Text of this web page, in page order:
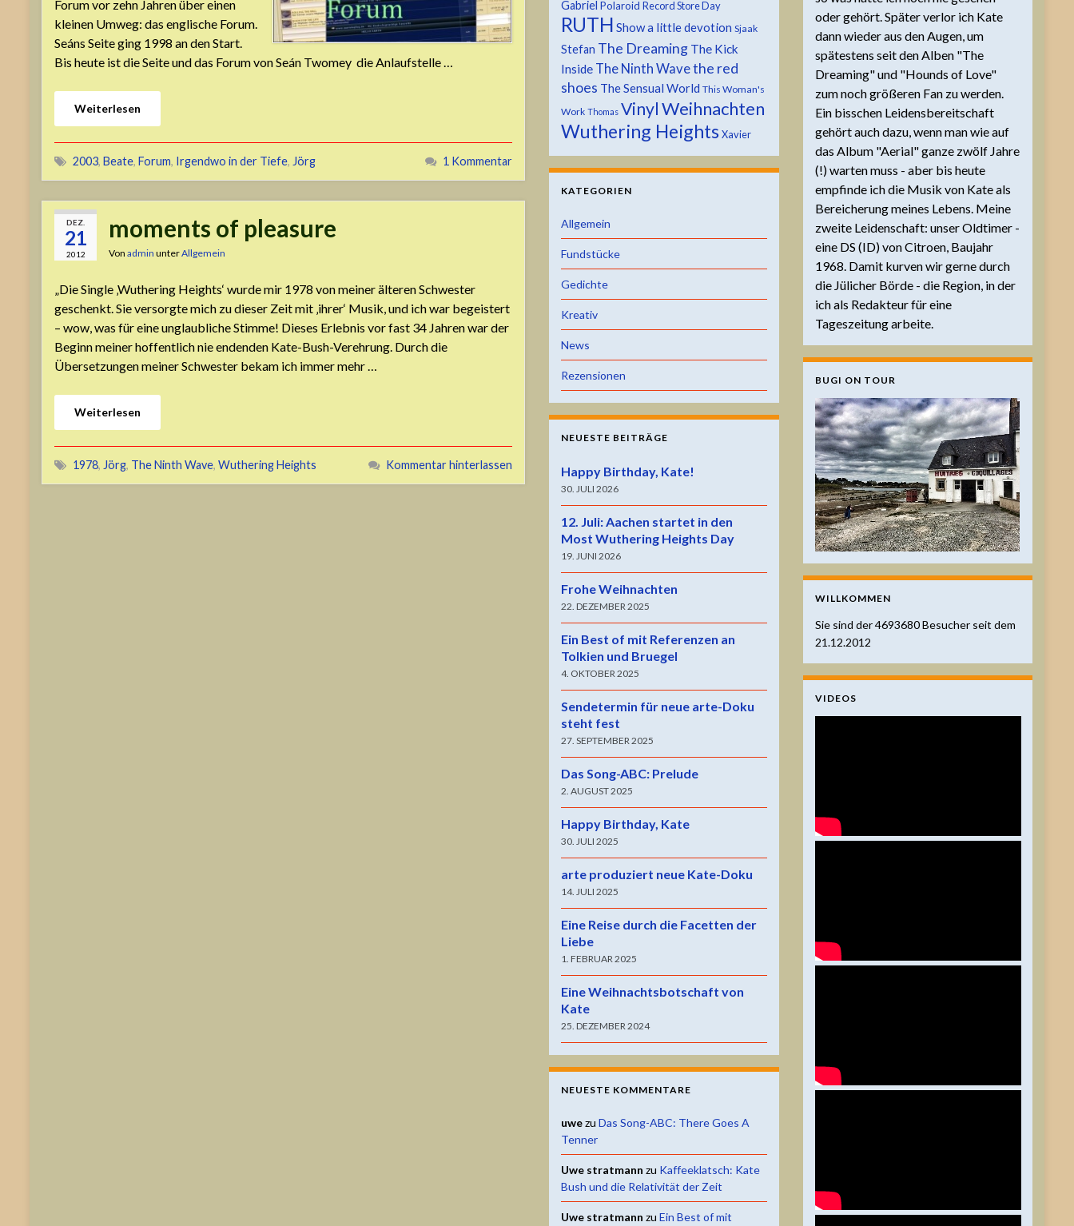
Forum vor zehn Jahren über einen
kleinen Umweg: das englische Forum.
Seáns Seite ging 1998 an den Start.
Bis heute ist die Seite und das Forum von Seán Twomey die Anlaufstelle …
Weiterlesen
2003, Beate, Forum, Irgendwo in der Tiefe, Jörg 1 Kommentar
DEZ.
21
2012
moments of pleasure
Von admin unterAllgemein
„Die Single ‚Wuthering Heights‘ wurde mir 1978 von meiner älteren Schwester
geschenkt. Sie versorgte mich zu dieser Zeit mit ‚ihrer‘ Musik, und ich war begeistert
– wow, was für eine unglaubliche Stimme! Dieses Erlebnis vor fast 34 Jahren war der
Beginn meiner hoffentlich nie endenden Kate-Bush-Verehrung. Durch die
Übersetzungen meiner Schwester bekam ich immer mehr …
Weiterlesen
1978, Jörg, The Ninth Wave, Wuthering Heights Kommentar hinterlassen
Gabriel Polaroid Record Store Day
RUTH Show a little devotion Sjaak
Stefan The Dreaming The Kick
Inside The Ninth Wavethe red
shoes The Sensual World This Woman's
Work Thomas VinylWeihnachten
Wuthering Heights Xavier
KATEGORIEN
Allgemein
Fundstücke
Gedichte
Kreativ
News
Rezensionen
NEUESTE BEITRÄGE
Happy Birthday, Kate!
30. JULI 2026
12. Juli: Aachen startet in den
Most Wuthering Heights Day
19. JUNI 2026
Frohe Weihnachten
22. DEZEMBER 2025
Ein Best of mit Referenzen an
Tolkien und Bruegel
4. OKTOBER 2025
Sendetermin für neue arte-Doku
steht fest
27. SEPTEMBER 2025
Das Song-ABC: Prelude
2. AUGUST 2025
Happy Birthday, Kate
30. JULI 2025
arte produziert neue Kate-Doku
14. JULI 2025
Eine Reise durch die Facetten der
Liebe
1. FEBRUAR 2025
Eine Weihnachtsbotschaft von
Kate
25. DEZEMBER 2024
NEUESTE KOMMENTARE
uwezu Das Song-ABC: There Goes A
Tenner
Uwe stratmann zu Kaffeeklatsch: Kate
Bush und die Relativität der Zeit
Uwe stratmann zu Ein Best of mit
oder gehört. Später verlor ich Kate
dann wieder aus den Augen, um
spätestens seit den Alben "The
Dreaming" und "Hounds of Love"
zum noch größeren Fan zu werden.
Ein bisschen Leidensbereitschaft
gehört auch dazu, wenn man wie auf
das Album "Aerial" ganze zwölf Jahre
(!) warten muss - aber bis heute
empfinde ich die Musik von Kate als
Bereicherung meines Lebens. Meine
zweite Leidenschaft: unser Oldtimer -
eine DS (ID) von Citroen, Baujahr
1968. Damit kurven wir gerne durch
die Jülicher Börde - die Region, in der
ich als Redakteur für eine
Tageszeitung arbeite.
BUGI ON TOUR
WILLKOMMEN
Sie sind der4693680Besucher seit dem
21.12.2012
VIDEOS